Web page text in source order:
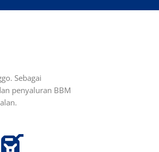
Sebagai
penyaluran BBM